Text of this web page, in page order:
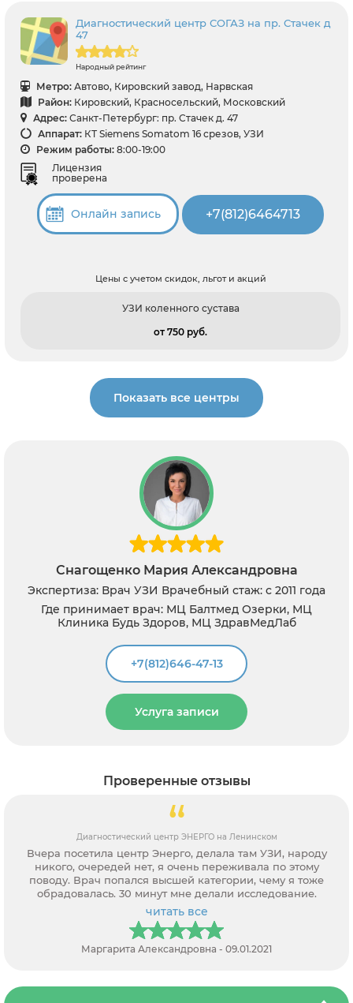
Диагностический центр СОГАЗ на пр. Стачек д
47
Народный рейтинг
Метро: Автово, Кировский завод, Нарвская
Район: Кировский, Красносельский, Московский
Адрес: Санкт-Петербург: пр. Стачек д. 47
Аппарат: КТ Siemens Somatom 16 срезов, УЗИ
Режим работы: 8:00-19:00
Лицензия
проверена
Онлайн запись +7(812)6464713
Цены с учетом скидок, льгот и акций
УЗИ коленного сустава
от 750 pуб.
Показать все центры
Мария Александровна
Врач УЗИ Врачебный стаж: с 2011 года
врач: МЦ Балтмед Озерки, МЦ
Будь Здоров, МЦ ЗдравМедЛаб
+7(812)646-47-13
Услуга записи
Проверенные отзывы
Диагностический центр ЭНЕРГО на Ленинском
Вчера посетила центр Энерго, делала там УЗИ, народу
никого, очередей нет, я очень переживала по этому
поводу. Врач попался высшей категории, чему я тоже
обрадовалась. 30 минут мне делали исследование.
читать все
Маргарита Александровна - 09.01.2021